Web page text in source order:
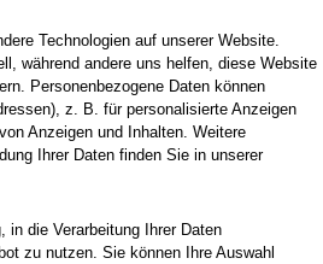
WER WIR SIND
Technologien auf unserer Website.
während andere uns helfen, diese Website
Personenbezogene Daten können
z. B. für personalisierte Anzeigen
Anzeigen und Inhalten. Weitere
Ihrer Daten finden Sie in unserer
in die Verarbeitung Ihrer Daten
zu nutzen. Sie können Ihre Auswahl
consent